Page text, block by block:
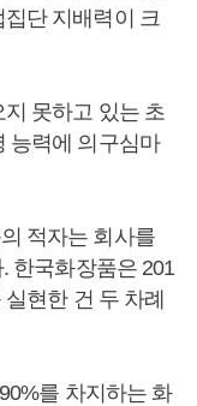
단 지배력이 크
못하고 있는 초
능력에 의구심마
적자는 회사를
한국화장품은 201
현한 건 두 차례
를 차지하는 화